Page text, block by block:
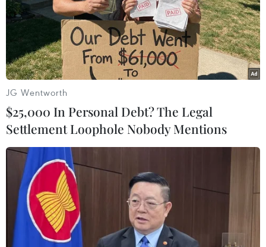
Do đó, với tình hình này, những hành động gây
sức ép của chính quyền sẽ chỉ làm gia tăng cơn
thịnh nộ trong dân chúng và có thể làm phức
tạp mọi tiến trình đối thoại./.
(TTXVN/Vietnam+)
JG Wentworth
$25,000 In Personal Debt? The Legal
Settlement Loophole Nobody Mentions